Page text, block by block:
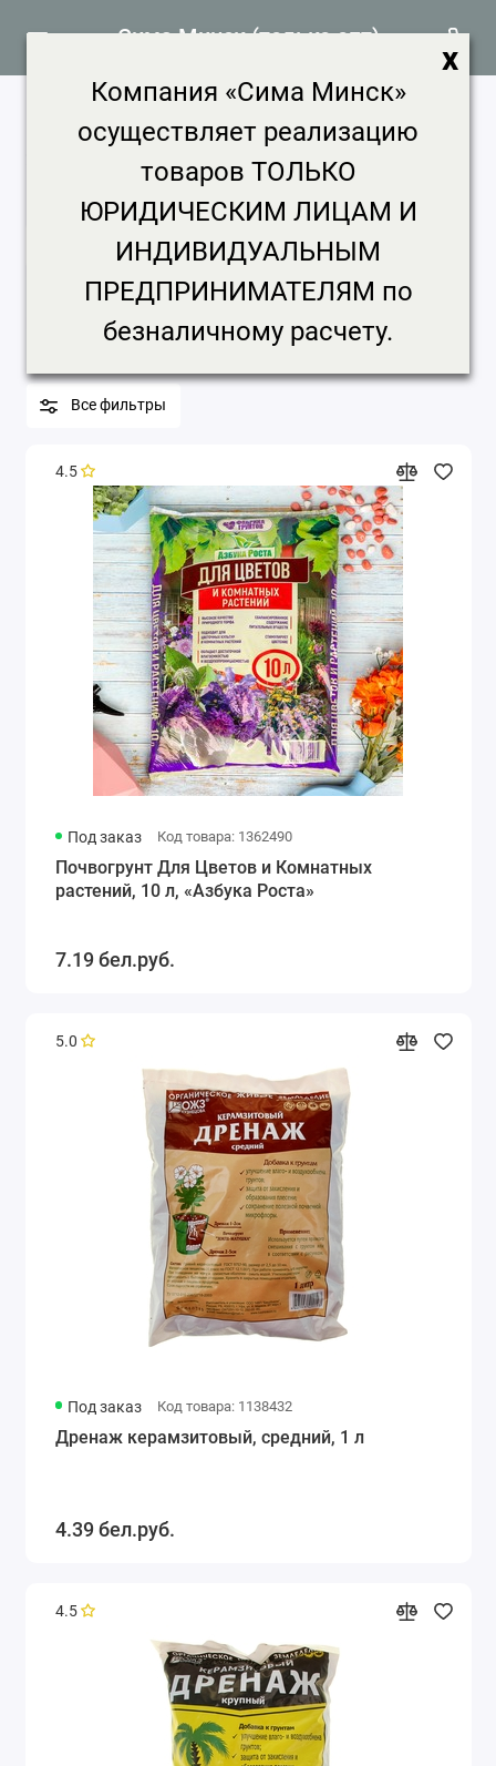
Сима Минск (только опт)
Грунты продажа, цена в Минске
Сад и огород Грунты
Цена, ₽ Срок доставки
Все фильтры
4.5
Под заказ Код товара: 1362490
Почвогрунт Для Цветов и Комнатных
растений, 10 л, «Азбука Роста»
7.19 бел.руб.
5.0
Под заказ Код товара: 1138432
Дренаж керамзитовый, средний, 1 л
4.39 бел.руб.
4.5
x
Компания «Сима Минск»
осуществляет реализацию
товаров ТОЛЬКО
ЮРИДИЧЕСКИМ ЛИЦАМ И
ИНДИВИДУАЛЬНЫМ
ПРЕДПРИНИМАТЕЛЯМ по
безналичному расчету.